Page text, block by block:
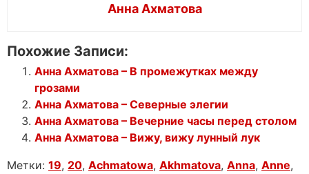
Анна Ахматова
Похожие Записи:
Анна Ахматова – В промежутках между
грозами
Анна Ахматова – Северные элегии
Анна Ахматова – Вечерние часы перед столом
Анна Ахматова – Вижу, вижу лунный лук
Метки: 19, 20, Achmatowa, Akhmatova, Anna, Anne,